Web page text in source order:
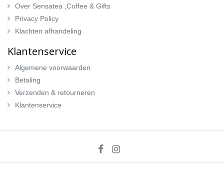
Over Sensatea ,Coffee & Gifts
Privacy Policy
Klachten afhandeling
Klantenservice
Algemene voorwaarden
Betaling
Verzenden & retourneren
Klantenservice